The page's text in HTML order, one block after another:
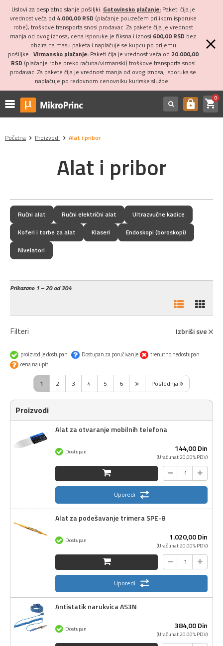
Uslovi za besplatno slanje pošiljki: Gotovinsko plaćanje:Paketi čija je
vrednost veća od 4.000,00 RSD (plaćanje pouzećem prilikom isporuke
robe), troškove transporta snosi prodavac. Za pakete čija je vrednost
manja od ovog iznosa, cena isporuke je fiksna i iznosi 600,00 RSD bez
obzira na masu paketa i naplaćuje se kupcu po prijemu
pošiljke. Virmansko plaćanje:Paketi čija je vrednost veća od 20.000,00
RSD (plaćanje robe preko računa/virmanski) troškove transporta snosi
prodavac. Za pakete čija je vrednost manja od ovog iznosa, isporuka se
naplaćuje po redovnom cenovniku kurirske službe.
https shopping_cart0
Početna Proizvodi Alat i pribor
Alat i pribor
Ručni alat Ručni električni alat
Ultrazvučne kadice
Koferi i torbe za alat
Klaseri
Endoskopi (boroskopi)
Nivelatori
Prikazano1 – 20 od 304
Filteri Izbriši sve
proizvod je dostupan Dostupan za poručivanje
trenutno nedostupan
cena na upit
1 2 3 4 5 6 Poslednja
Proizvodi
Alat za otvaranje mobilnih telefona
144,00Din
(Uračunat 20.00% PDV)
Dostupan
Uporedi
Alat za podešavanje trimera SPE-8
1.020,00Din
(Uračunat 20.00% PDV)
Dostupan
Uporedi
Antistatik narukvica AS3N
384,00Din
(Uračunat 20.00% PDV)
Dostupan